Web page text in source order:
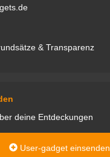
& Transparenz
deine Entdeckungen
User-gadget einsenden